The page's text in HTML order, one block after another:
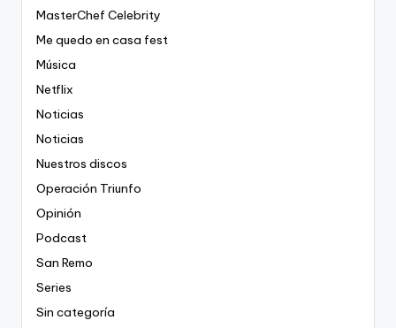
MasterChef Celebrity
Me quedo en casa fest
Música
Netflix
Noticias
Noticias
Nuestros discos
Operación Triunfo
Opinión
Podcast
San Remo
Series
Sin categoría